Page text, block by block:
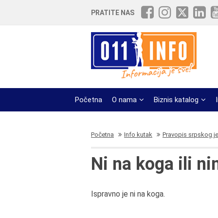
PRATITE NAS
Početna O nama Biznis katalog
Početna Info kutak Pravopis srpskog
Ni na koga ili
Ispravno je ni na koga.